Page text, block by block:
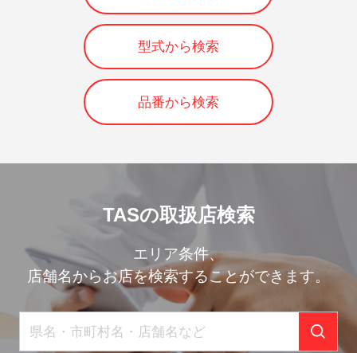
型式から検索
品番から検索
TASの取扱店検索
エリア条件、
店舗名からお店を検索することができます。